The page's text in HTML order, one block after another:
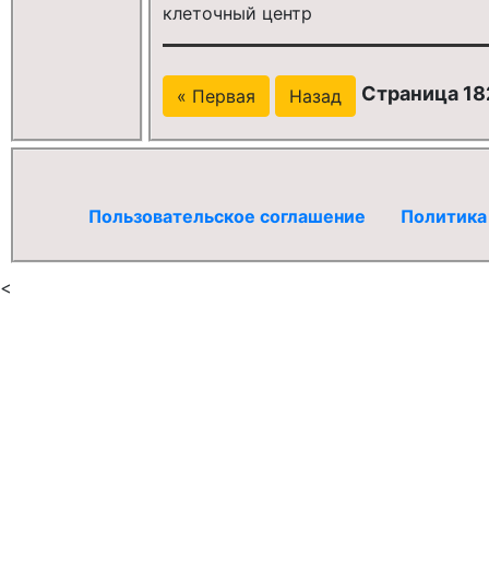
клеточный центр
« Первая Назад Страница
Пользовательское соглашение
<